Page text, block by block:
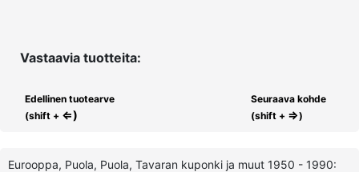
Vastaavia tuotteita:
Edellinen tuotearve
(shift + ⇐)
Seuraava kohde
(shift + ⇒)
Eurooppa, Puola, Puola, Tavaran kuponki ja muut 1950 - 1990: